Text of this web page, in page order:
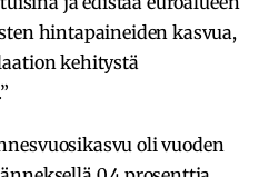
hintapaineiden kasvua,
kehitystä
oli vuoden